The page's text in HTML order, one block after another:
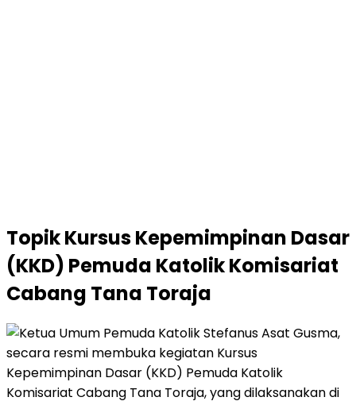
TopikKursus Kepemimpinan Dasar
(KKD) Pemuda Katolik Komisariat
Cabang Tana Toraja